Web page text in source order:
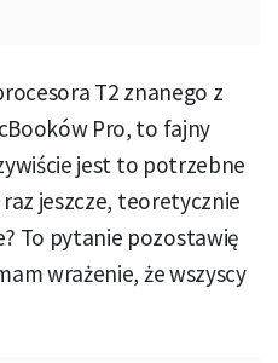
T2 znanego z
Pro, to fajny
jest to potrzebne
jeszcze, teoretycznie
To pytanie pozostawię
wrażenie, że wszyscy